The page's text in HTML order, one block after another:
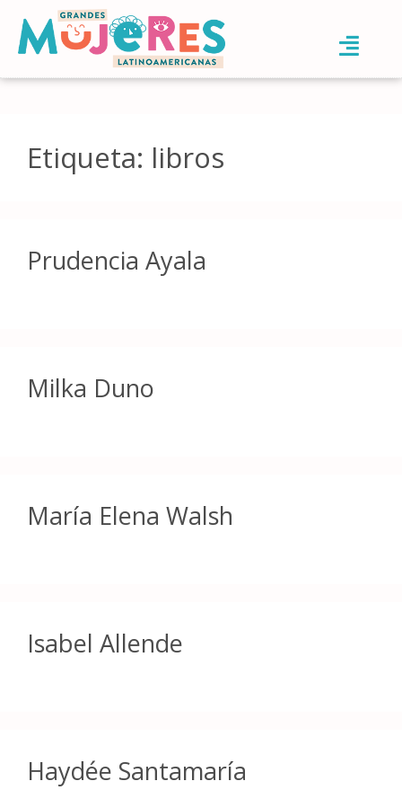
Etiqueta: libros
Prudencia Ayala
Milka Duno
María Elena Walsh
Isabel Allende
Haydée Santamaría